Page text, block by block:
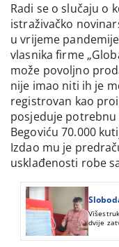
Radi se o slučaju o
istraživačko
u vrijeme
vlasnika firme
može povoljno
nije imao niti ih je
registrovan kao
posjeduje
Begoviću 70.000
Izdao mu je
usklađenosti robe
dvije
dana.